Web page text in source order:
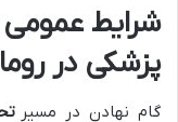
شرایط
پزشکی در
گام نهادن در مسیر